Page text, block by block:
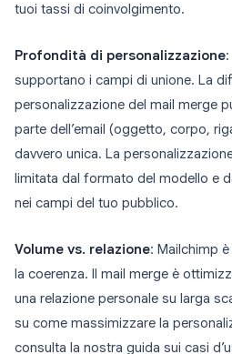
tuoi tassi di coinvolgimento.
Profondità di personalizzazione
supportano i campi di unione. La
personalizzazione del mail merge
parte dell’email (oggetto, corpo,
davvero unica. La
limitata dal formato del modello e
nei campi del tuo pubblico.
Volume vs. relazione: Mailchimp
la coerenza. Il mail merge è
una relazione personale su larga
su come massimizzare la
consulta la nostra guida sui casi